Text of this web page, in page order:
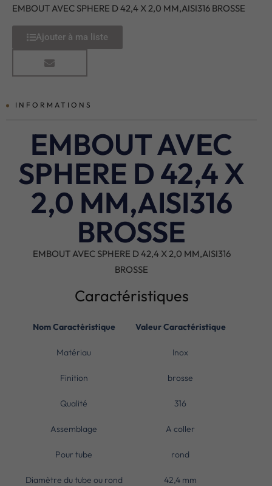
EMBOUT AVEC SPHERE D 42,4 X 2,0 MM,AISI316 BROSSE
Ajouter à ma liste
INFORMATIONS
EMBOUT AVEC
SPHERE D 42,4 X
2,0 MM,AISI316
BROSSE
EMBOUT AVEC SPHERE D 42,4 X 2,0 MM,AISI316
BROSSE
Caractéristiques
Nom Caractéristique Valeur Caractéristique
Matériau Inox
Finition brosse
Qualité 316
Assemblage A coller
Pour tube rond
Diamètre du tube ou rond 42,4 mm